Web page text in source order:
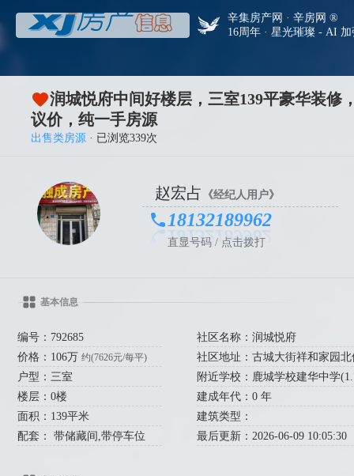
辛集房产网 · 辛房网 ®
16周年 · 星光璀璨 - AI
润城悦府中间好楼层，三室139平豪华装修
议价，纯一手房源
出售类房源 · 已浏览339次
赵宏占 《经纪人用户》
18132189962
直显号码 / 点击拨打
基本信息
编号：792685
价格：106万约(7626元/每平)
户型：三室
楼层：0楼
面积：139平米
配套： 带储藏间,带停车位
社区名称：润城悦府
社区地址：古城大街祥和家园北
附近学校：鹿城学校建华中学
建成年代：0 年
建筑类型：
最后更新：2026-06-09 10:05:30